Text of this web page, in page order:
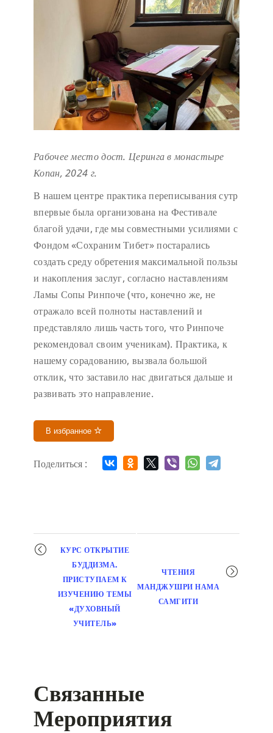
Рабочее место дост. Церинга в монастыре
Копан, 2024 г.
В нашем центре практика переписывания сутр
впервые была организована на Фестивале
благой удачи, где мы совместными усилиями с
Фондом «Сохраним Тибет» постарались
создать среду обретения максимальной пользы
и накопления заслуг, согласно наставлениям
Ламы Сопы Ринпоче (что, конечно же, не
отражало всей полноты наставлений и
представляло лишь часть того, что Ринпоче
рекомендовал своим ученикам). Практика, к
нашему сорадованию, вызвала большой
отклик, что заставило нас двигаться дальше и
развивать это направление.
В избранное
Поделиться :
Мероприятие
навигация
КУРС ОТКРЫТИЕ
БУДДИЗМА.
ПРИСТУПАЕМ К
ИЗУЧЕНИЮ ТЕМЫ
«ДУХОВНЫЙ
УЧИТЕЛЬ»
ЧТЕНИЯ
МАНДЖУШРИ НАМА
САМГИТИ
Связанные
Мероприятия